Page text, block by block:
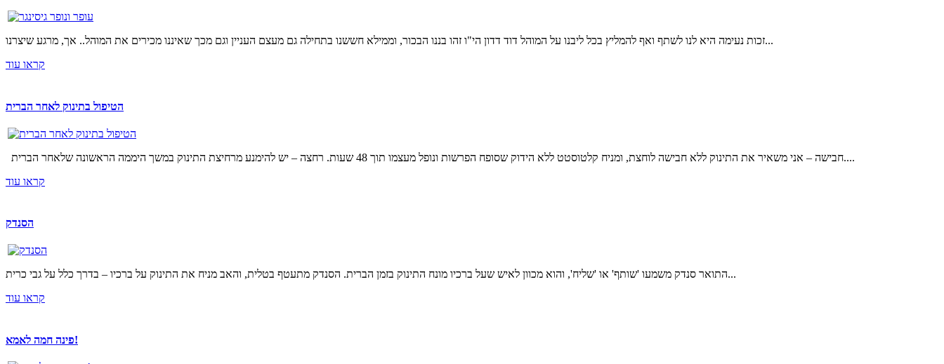
זכות נעימה היא לנו לשתף ואף להמליץ בכל ליבנו על המוהל דוד דדון הי"ו זהו בננו הבכור, וממילא חששנו בתחילה גם מעצם העניין וגם מכך שאיננו מכירים את המוהל.. אך, מרגע שיצרנו...
קראו עוד
הטיפול בתינוק לאחר הברית
חבישה – אני משאיר את התינוק ללא חבישה לוחצת, ומניח קלטוסטט ללא הידוק שסופח הפרשות ונופל מעצמו תוך 48 שעות. רחצה – יש להימנע מרחיצת התינוק במשך היממה הראשונה שלאחר הברית....
קראו עוד
הסנדק
התואר סנדק משמעו 'שותף' או 'שליח', והוא מכוון לאיש שעל ברכיו מונח התינוק בזמן הברית. הסנדק מתעטף בטלית, והאב מניח את התינוק על ברכיו – בדרך כלל על גבי כרית...
קראו עוד
פינה חמה לאמא!